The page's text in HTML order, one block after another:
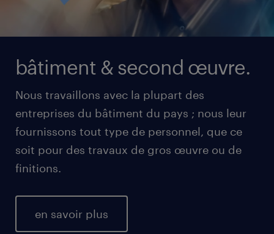
bâtiment & second œuvre.
Nous travaillons avec la plupart des
entreprises du bâtiment du pays ; nous leur
fournissons tout type de personnel, que ce
soit pour des travaux de gros œuvre ou de
finitions.
en savoir plus